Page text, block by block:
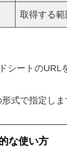
取得する
シートのURL
形式で指定し
な使い方